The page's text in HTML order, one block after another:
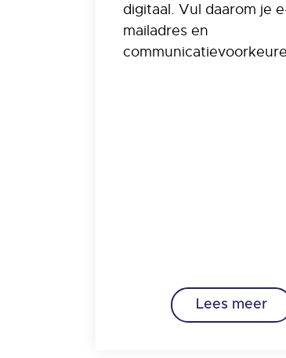
digitaal. Vul daarom je
mailadres en
Lees meer